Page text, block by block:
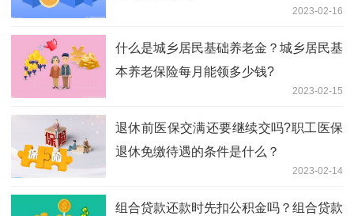
2023-02-16
什么是城乡居民基础养老金？城乡居民基
本养老保险每月能领多少钱?
2023-02-15
退休前医保交满还要继续交吗?职工医保
退休免缴待遇的条件是什么？
2023-02-14
组合贷款还款时先扣公积金吗？组合贷款